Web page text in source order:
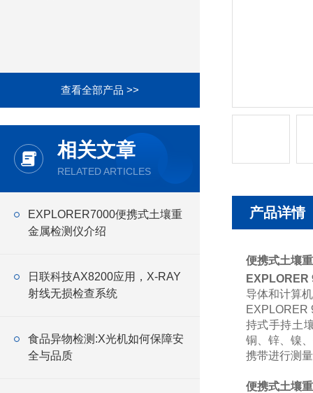
查看全部产品 >>
相关文章
RELATED ARTICLES
EXPLORER7000便携式土壤重
金属检测仪介绍
日联科技AX8200应用，X-RAY
射线无损检查系统
食品异物检测:X光机如何保障安
全与品质
产品详情
便携式土壤
EXPLORER
导体和计算
EXPLORER
持式手持土
铜、锌、镍
携带进行测
便携式土壤